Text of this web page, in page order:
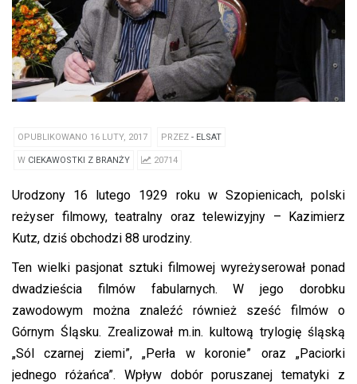
OPUBLIKOWANO 16 LUTY, 2017 PRZEZ - ELSAT
W CIEKAWOSTKI Z BRANŻY 20714
Urodzony 16 lutego 1929 roku w Szopienicach, polski
reżyser filmowy, teatralny oraz telewizyjny – Kazimierz
Kutz, dziś obchodzi 88 urodziny.
Ten wielki pasjonat sztuki filmowej wyreżyserował ponad
dwadzieścia filmów fabularnych. W jego dorobku
zawodowym można znaleźć również sześć filmów o
Górnym Śląsku. Zrealizował m.in. kultową trylogię śląską
„Sól czarnej ziemi”, „Perła w koronie” oraz „Paciorki
jednego różańca”. Wpływ dobór poruszanej tematyki z